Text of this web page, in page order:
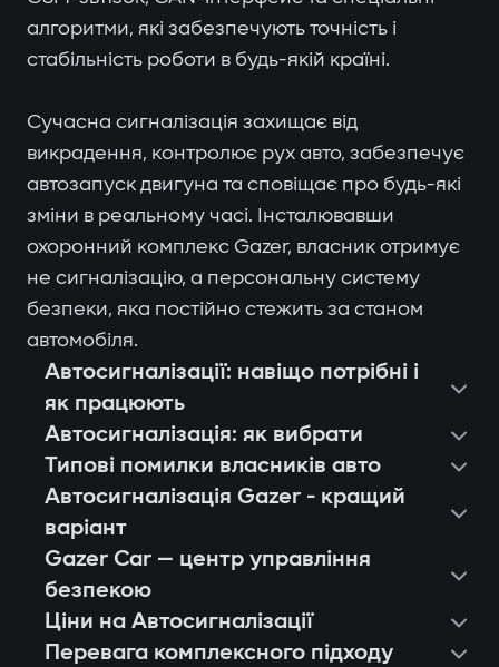
алгоритми, які забезпечують точність і
стабільність роботи в будь-якій країні.
Сучасна сигналізація захищає від
викрадення, контролює рух авто, забезпечує
автозапуск двигуна та сповіщає про будь-які
зміни в реальному часі. Інсталювавши
охоронний комплекс Gazer, власник отримує
не сигналізацію, а персональну систему
безпеки, яка постійно стежить за станом
автомобіля.
Автосигналізації: навіщо потрібні і
як працюють
Автосигналізація: як вибрати
Типові помилки власників авто
Автосигналізація Gazer - кращий
варіант
Gazer Car — центр управління
безпекою
Ціни на Автосигналізації
Перевага комплексного підходу